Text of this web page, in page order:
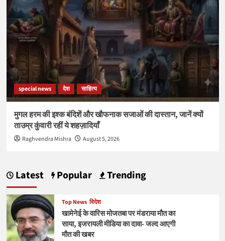
special news देश साहित्य
मुगल हरम की इश्क बंदिशें और खौफनाक सजाओं की दास्तान, जानें क्यों
ताउम्र कुंवारी रहीं ये शहज़ादियाँ
Raghvendra Mishra August 5, 2026
Latest Popular Trending
Top News विदेश
खामेनेई के वारिस मोजतबा पर मंडराया मौत का
साया, इजरायली मीडिया का दावा- जल्द आएगी
मौत की खबर